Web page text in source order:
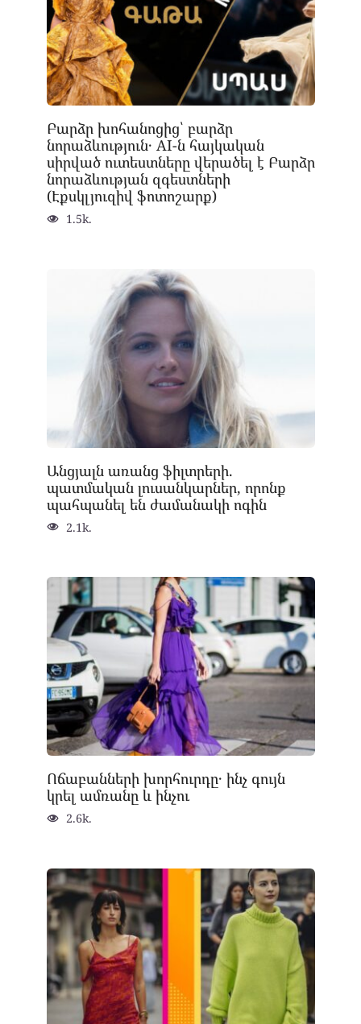
Բարձր խոհանոցից՝ բարձր
նորաձևություն․ AI-ն հայկական
սիրված ուտեստները վերածել է Բարձր
նորաձևության զգեստների
(Էքսկլյուզիվ ֆոտոշարք)
1.5k.
Անցյալն առանց ֆիլտրերի.
պատմական լուսանկարներ, որոնք
պահպանել են ժամանակի ոգին
2.1k.
Ոճաբանների խորհուրդը․ ինչ գույն
կրել ամռանը և ինչու
2.6k.